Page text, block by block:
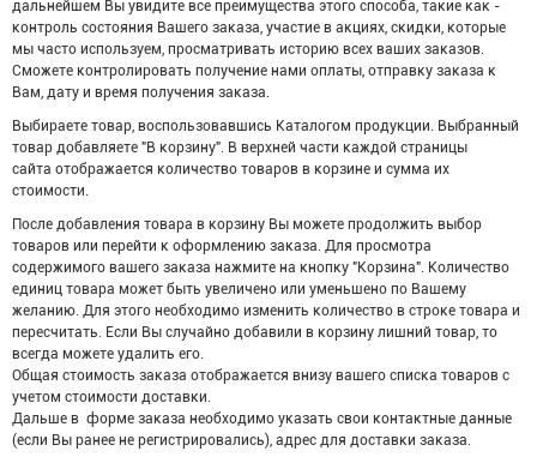
дальнейшем Вы увидите все преимущества этого способа, такие как -
контроль состояния Вашего заказа, участие в акциях, скидки, которые
мы часто используем, просматривать историю всех ваших заказов.
Сможете контролировать получение нами оплаты, отправку заказа к
Вам, дату и время получения заказа.
Выбираете товар, воспользовавшись Каталогом продукции. Выбранный
товар добавляете "В корзину". В верхней части каждой страницы
сайта отображается количество товаров в корзине и сумма их
стоимости.
После добавления товара в корзину Вы можете продолжить выбор
товаров или перейти к оформлению заказа. Для просмотра
содержимого вашего заказа нажмите на кнопку "Корзина". Количество
единиц товара может быть увеличено или уменьшено по Вашему
желанию. Для этого необходимо изменить количество в строке товара и
пересчитать. Если Вы случайно добавили в корзину лишний товар, то
всегда можете удалить его.
Общая стоимость заказа отображается внизу вашего списка товаров с
учетом стоимости доставки.
Дальше в форме заказа необходимо указать свои контактные данные
(если Вы ранее не регистрировались), адрес для доставки заказа.